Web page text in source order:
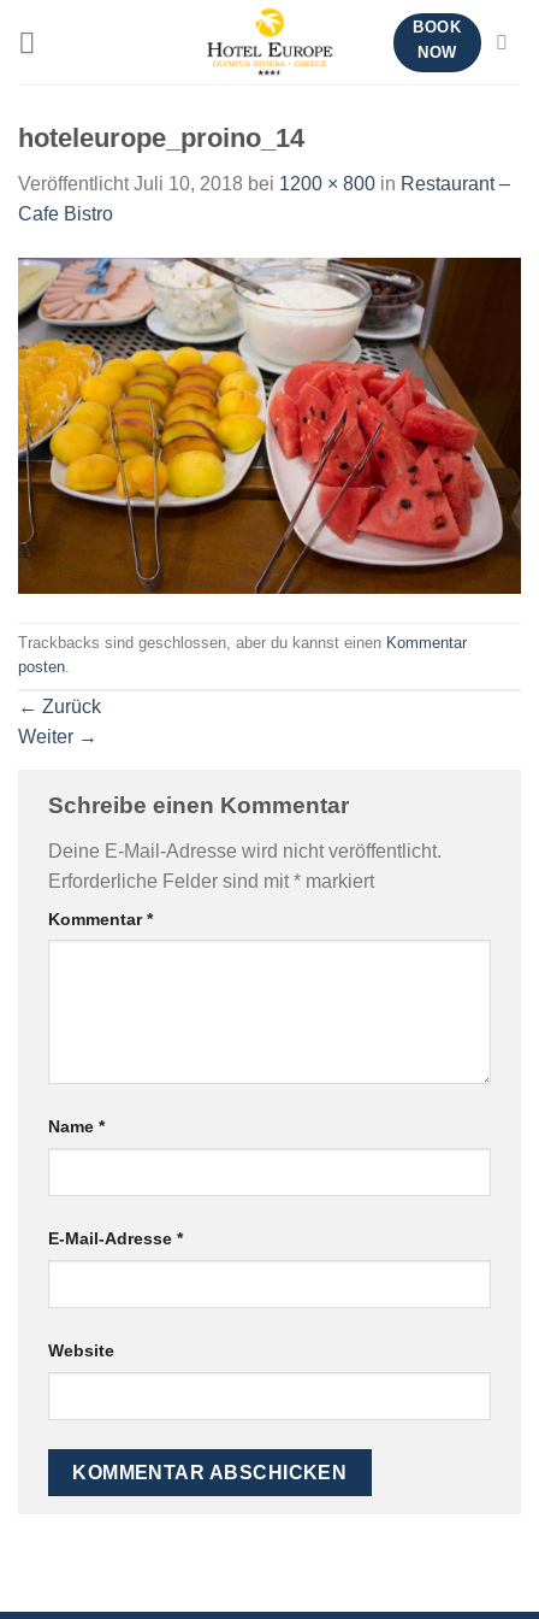
BOOK
NOW
hoteleurope_proino_14
VeröffentlichtJuli 10, 2018 bei 1200 × 800 in Restaurant –
Cafe Bistro
Trackbacks sind geschlossen, aber du kannst einen Kommentar
posten.
← Zurück
Weiter →
Schreibe einen Kommentar
Deine E-Mail-Adresse wird nicht veröffentlicht.
Erforderliche Felder sind mit* markiert
Kommentar*
Name *
E-Mail-Adresse *
Website